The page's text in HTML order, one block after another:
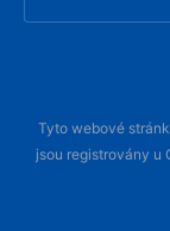
Tyto webové
jsou registrovány u